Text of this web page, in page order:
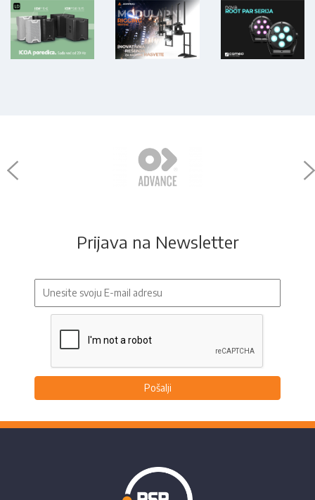
Prijava na Newsletter
Pošalji